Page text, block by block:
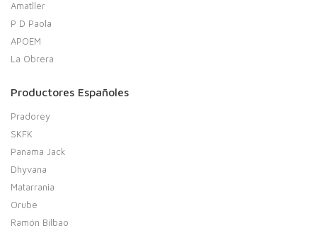
Amatller
P D Paola
APOEM
La Obrera
Productores Españoles
Pradorey
SKFK
Panama Jack
Dhyvana
Matarrania
Orube
Ramón Bilbao